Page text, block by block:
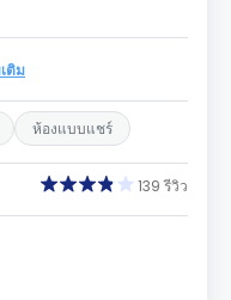
ติม
ห้องแบบแชร์
139 รีวิว